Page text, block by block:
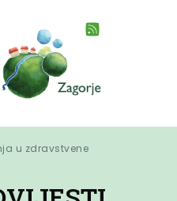
u zdravstvene